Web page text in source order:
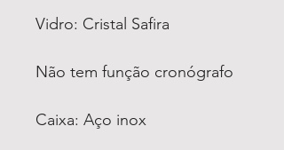
Vidro: Cristal Safira
Não tem função cronógrafo
Caixa: Aço inox